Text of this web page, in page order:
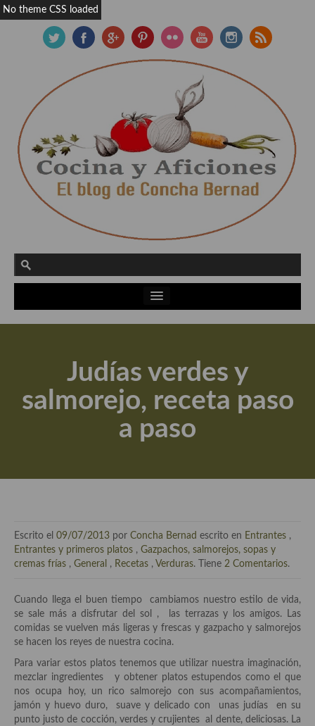
Actualidad y recomendaciones
Apuntes, estudios sobre temas interesantes e importantes
Aceite de Oliva Virgen Extra (AOVE)
Recetas maridadas con los mejores AOVES
Tiendas especiales
Especias, hierbas, condimentos, espesantes y aditivos
Historia de la gastronomía, platos celebres, cocineros, críticos,
historias culinarias y otras cosas
Origen y evolución de la comida
Protocolo y buenas maneras.
Judías verdes y
salmorejo, receta paso
a paso
Escrito el 09/07/2013 por Concha Bernad escrito en Entrantes ,
Entrantes y primeros platos , Gazpachos, salmorejos, sopas y
cremas frías , General , Recetas , Verduras. Tiene 2 Comentarios.
Cuando llega el buen tiempo cambiamos nuestro estilo de vida,
se sale más a disfrutar del sol , las terrazas y los amigos. Las
comidas se vuelven más ligeras y frescas y gazpacho y salmorejos
se hacen los reyes de nuestra cocina.
Para variar estos platos tenemos que utilizar nuestra imaginación,
mezclar ingredientes y obtener platos estupendos como el que
nos ocupa hoy, un rico salmorejo con sus acompañamientos,
jamón y huevo duro, suave y delicado con unas judías en su
punto justo de cocción, verdes y crujientes al dente, deliciosas. La
No theme CSS loaded